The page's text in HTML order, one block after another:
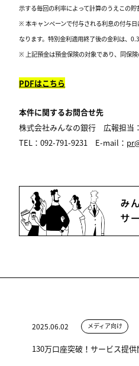
示する毎回の利率によって計算のうえこの
※ 本キャンペーンで付与される利息の付与
なります。特別金利適用終了後の金利は、
※ 上記預金は預金保険の対象であり、同保
PDFはこちら
本件に関するお問合せ先
株式会社みんなの銀行 広報担当
TEL ：092-791-9231 E-mail：
2025.06.02 メディア向け
130万口座突破！サービス提